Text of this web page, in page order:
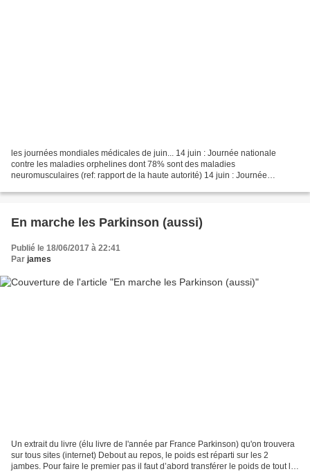
les journées mondiales médicales de juin... 14 juin : Journée nationale
contre les maladies orphelines dont 78% sont des maladies
neuromusculaires (ref: rapport de la haute autorité) 14 juin : Journée
En marche les Parkinson (aussi)
Publié le 18/06/2017 à 22:41
Par james
Un extrait du livre (élu livre de l'année par France Parkinson) qu'on trouvera
sur tous sites (internet) Debout au repos, le poids est réparti sur les 2
jambes. Pour faire le premier pas il faut d’abord transférer le poids de tout le